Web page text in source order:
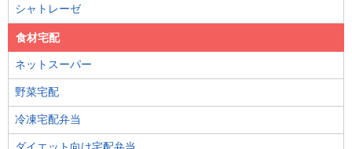
シャトレーゼ
食材宅配
ネットスーパー
野菜宅配
冷凍宅配弁当